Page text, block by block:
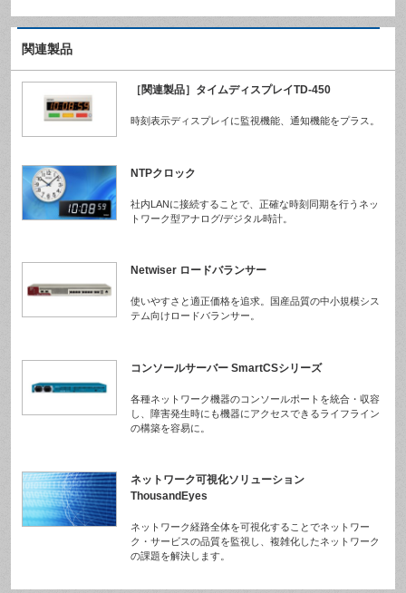
関連製品
［関連製品］タイムディスプレイTD-450
時刻表示ディスプレイに監視機能、通知機能をプラス。
NTPクロック
社内LANに接続することで、正確な時刻同期を行うネッ
トワーク型アナログ/デジタル時計。
Netwiser ロードバランサー
使いやすさと適正価格を追求。国産品質の中小規模シス
テム向けロードバランサー。
コンソールサーバー SmartCSシリーズ
各種ネットワーク機器のコンソールポートを統合・収容
し、障害発生時にも機器にアクセスできるライフライン
の構築を容易に。
ネットワーク可視化ソリューション
ThousandEyes
ネットワーク経路全体を可視化することでネットワー
ク・サービスの品質を監視し、複雑化したネットワーク
の課題を解決します。